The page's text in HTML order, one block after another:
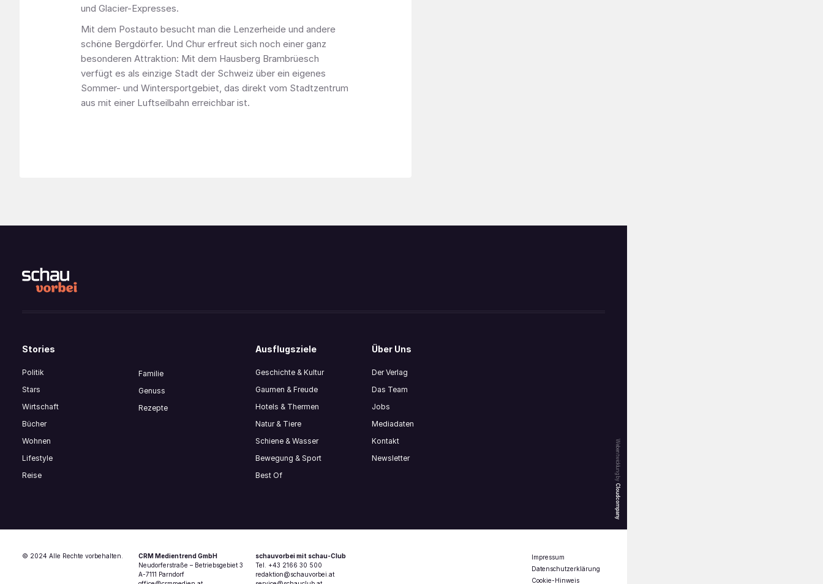
und Glacier-Expresses.
Mit dem Postauto besucht man die Lenzerheide und andere
schöne Bergdörfer. Und Chur erfreut sich noch einer ganz
besonderen Attraktion: Mit dem Hausberg Brambrüesch
verfügt es als einzige Stadt der Schweiz über ein eigenes
Sommer- und Wintersportgebiet, das direkt vom Stadtzentrum
aus mit einer Luftseilbahn erreichbar ist.
Webentwicklung by
Cloudcompany
Stories
Politik
Stars
Wirtschaft
Bücher
Wohnen
Lifestyle
Reise
Familie
Genuss
Rezepte
Ausflugsziele
Geschichte & Kultur
Gaumen & Freude
Hotels & Thermen
Natur & Tiere
Schiene & Wasser
Bewegung & Sport
Best Of
Über Uns
Der Verlag
Das Team
Jobs
Mediadaten
Kontakt
Newsletter
© 2024 Alle Rechte vorbehalten.
CRM Medientrend GmbH
Neudorferstraße – Betriebsgebiet 3
A-7111 Parndorf
schauvorbei mit schau-Club
Tel. +43 2166 30 500
redaktion@schauvorbei.at
Impressum
Datenschutzerklärung
Cookie-Hinweis